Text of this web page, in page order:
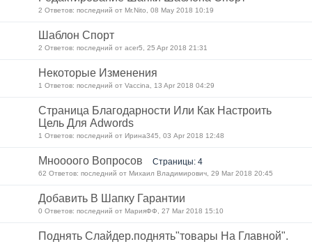
2 Ответов: последний от Mr.Nito, 08 May 2018 10:19
Шаблон Спорт
2 Ответов: последний от acer5, 25 Apr 2018 21:31
Некоторые Изменения
1 Ответов: последний от Vaccina, 13 Apr 2018 04:29
Страница Благодарности Или Как Настроить
Цель Для Adwords
1 Ответов: последний от Ирина345, 03 Apr 2018 12:48
Мноооого Вопросов Страницы: 4
62 Ответов: последний от Михаил Владимирович, 29 Mar 2018 20:45
Добавить В Шапку Гарантии
0 Ответов: последний от МарияФФ, 27 Mar 2018 15:10
Поднять Слайдер.поднять"товары На Главной".